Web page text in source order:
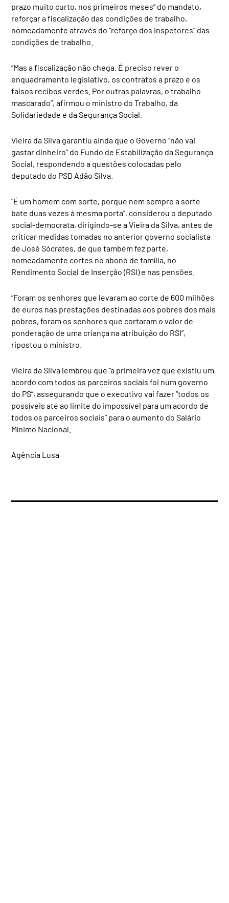
prazo muito curto, nos primeiros meses” do mandato,
reforçar a fiscalização das condições de trabalho,
nomeadamente através do “reforço dos inspetores” das
condições de trabalho.
“Mas a fiscalização não chega. É preciso rever o
enquadramento legislativo, os contratos a prazo e os
falsos recibos verdes. Por outras palavras, o trabalho
mascarado”, afirmou o ministro do Trabalho, da
Solidariedade e da Segurança Social.
Vieira da Silva garantiu ainda que o Governo “não vai
gastar dinheiro” do Fundo de Estabilização da Segurança
Social, respondendo a questões colocadas pelo
deputado do PSD Adão Silva.
“É um homem com sorte, porque nem sempre a sorte
bate duas vezes à mesma porta”, considerou o deputado
social-democrata, dirigindo-se a Vieira da Silva, antes de
criticar medidas tomadas no anterior governo socialista
de José Sócrates, de que também fez parte,
nomeadamente cortes no abono de família, no
Rendimento Social de Inserção (RSI) e nas pensões.
“Foram os senhores que levaram ao corte de 600 milhões
de euros nas prestações destinadas aos pobres dos mais
pobres, foram os senhores que cortaram o valor de
ponderação de uma criança na atribuição do RSI”,
ripostou o ministro.
Vieira da Silva lembrou que “a primeira vez que existiu um
acordo com todos os parceiros sociais foi num governo
do PS”, assegurando que o executivo vai fazer “todos os
possíveis até ao limite do impossível para um acordo de
todos os parceiros sociais” para o aumento do Salário
Mínimo Nacional.
Agência Lusa